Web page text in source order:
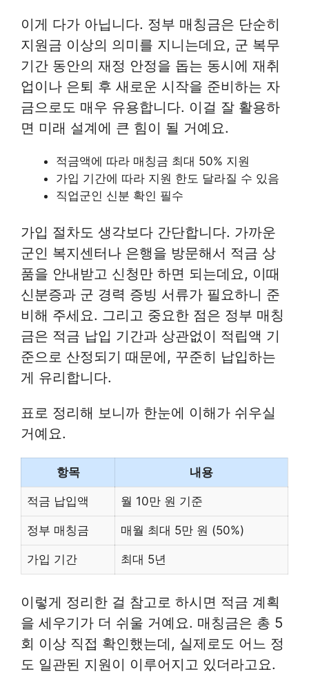
이게 다가 아닙니다. 정부 매칭금은 단순히
지원금 이상의 의미를 지니는데요, 군 복무
기간 동안의 재정 안정을 돕는 동시에 재취
업이나 은퇴 후 새로운 시작을 준비하는 자
금으로도 매우 유용합니다. 이걸 잘 활용하
면 미래 설계에 큰 힘이 될 거예요.
적금액에 따라 매칭금 최대 50% 지원
가입 기간에 따라 지원 한도 달라질 수 있음
직업군인 신분 확인 필수
가입 절차도 생각보다 간단합니다. 가까운
군인 복지센터나 은행을 방문해서 적금 상
품을 안내받고 신청만 하면 되는데요, 이때
신분증과 군 경력 증빙 서류가 필요하니 준
비해 주세요. 그리고 중요한 점은 정부 매칭
금은 적금 납입 기간과 상관없이 적립액 기
준으로 산정되기 때문에, 꾸준히 납입하는
게 유리합니다.
표로 정리해 보니까 한눈에 이해가 쉬우실
거예요.
항목 내용
적금 납입액 월 10만 원 기준
정부 매칭금 매월 최대 5만 원 (50%)
가입 기간 최대 5년
이렇게 정리한 걸 참고로 하시면 적금 계획
을 세우기가 더 쉬울 거예요. 매칭금은 총 5
회 이상 직접 확인했는데, 실제로도 어느 정
도 일관된 지원이 이루어지고 있더라고요.